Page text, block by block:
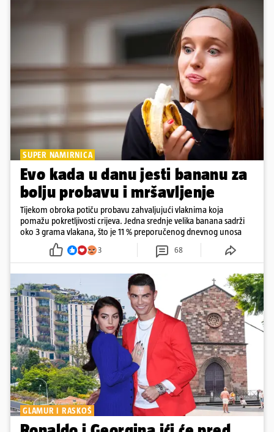
SUPER NAMIRNICA
Evo kada u danu jesti bananu za
bolju probavu i mršavljenje
Tijekom obroka potiču probavu zahvaljujući vlaknima koja
pomažu pokretljivosti crijeva. Jedna srednje velika banana sadrži
oko 3 grama vlakana, što je 11 % preporučenog dnevnog unosa
3 68
GLAMUR I RASKOŠ